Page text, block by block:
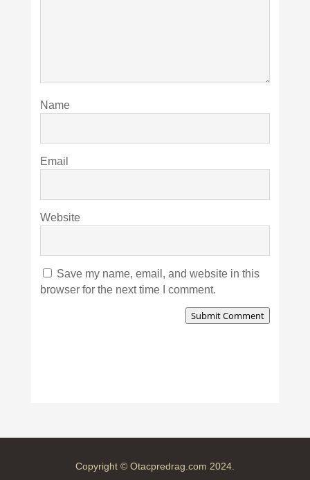
Name
Email
Website
Save my name, email, and website in this
browser for the next time I comment.
Submit Comment
Copyright © Otacpredrag.com 2024.